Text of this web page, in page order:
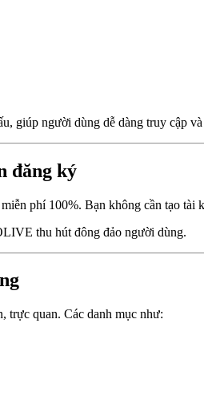
giúp người dùng dễ dàng truy cập
đăng ký
phí 100%. Bạn không cần tạo tài
thu hút đông đảo người dùng.
trực quan. Các danh mục như: